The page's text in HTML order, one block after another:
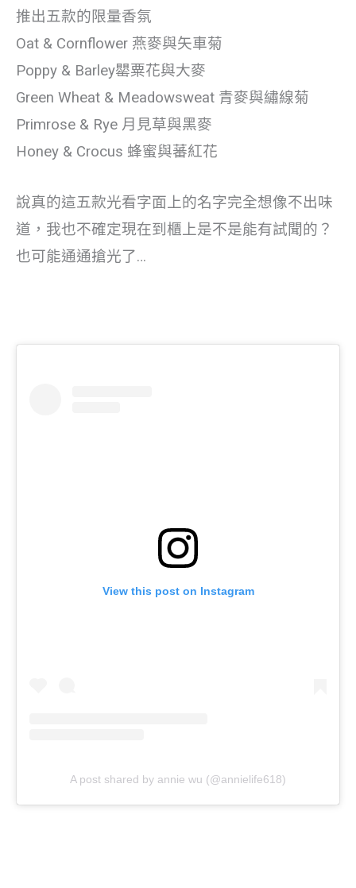
推出五款的限量香氛
Oat & Cornflower 燕麥與矢車菊
Poppy & Barley罌粟花與大麥
Green Wheat & Meadowsweat 青麥與繡線菊
Primrose & Rye 月見草與黑麥
Honey & Crocus 蜂蜜與蕃紅花
說真的這五款光看字面上的名字完全想像不出味
道，我也不確定現在到櫃上是不是能有試聞的？
也可能通通搶光了…
View this post on Instagram
A post shared by annie wu (@annielife618)